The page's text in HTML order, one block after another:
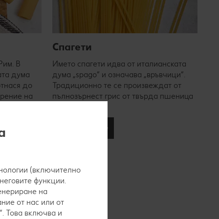
В
дума
до
на
Спагети
Името спагети идва от италианската
дума „spago“ и означава „връвчици“.
Традиционно те се произвеждат от
пълнозърнест грис от твърда пшеница
Научи повече
(включително
функции.
на
от нас или от
Това включва и